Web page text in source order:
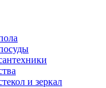
и зеркал